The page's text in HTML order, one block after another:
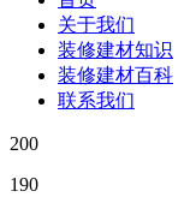
关于我们
装修建材知识
装修建材百科
联系我们
200
190